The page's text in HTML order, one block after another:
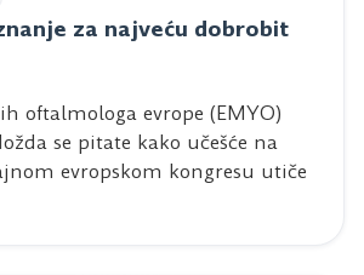
za najveću dobrobit
oftalmologa evrope (EMYO)
se pitate kako učešće na
evropskom kongresu utiče